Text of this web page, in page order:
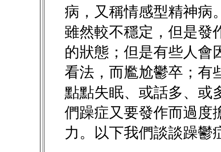
病，又稱情感型精神病
雖然較不穩定，但是發
的狀態；但是有些人會
看法，而尷尬鬱卒；有
點點失眠、或話多、或
們躁症又要發作而過度
力。以下我們談談躁鬱